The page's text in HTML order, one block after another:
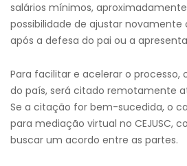
salários mínimos, aproximadamente
possibilidade de ajustar novamente
após a defesa do pai ou a
Para facilitar e acelerar o processo,
do país, será citado remotamente
Se a citação for bem-sucedida, o
para mediação virtual no CEJUSC,
buscar um acordo entre as partes.